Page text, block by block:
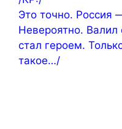
Это точно. Россия
Невероятно.
стал героем.
такое…/